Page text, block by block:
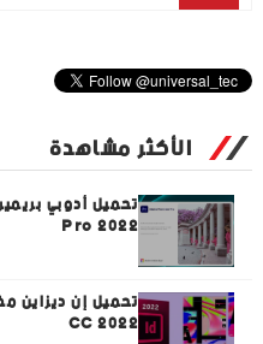
الأكثر مشاهدة
Pro 2022
CC 2022